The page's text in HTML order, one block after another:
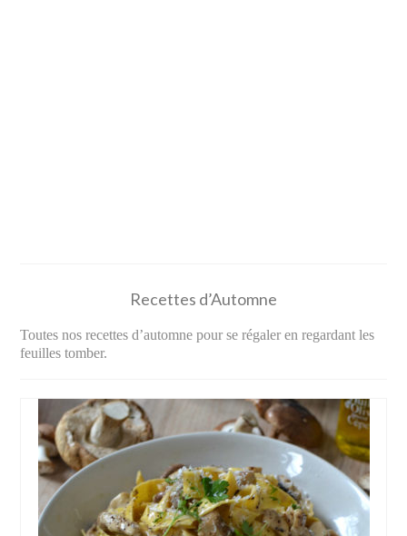
Recettes d’Automne
Toutes nos recettes d’automne pour se régaler en regardant les
feuilles tomber.